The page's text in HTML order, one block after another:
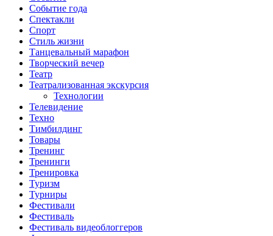
Событие года
Спектакли
Спорт
Стиль жизни
Танцевальный марафон
Творческий вечер
Театр
Театрализованная экскурсия
Технологии
Телевидение
Техно
Тимбилдинг
Товары
Тренинг
Тренинги
Тренировка
Туризм
Турниры
Фестивали
Фестиваль
Фестиваль видеоблоггеров